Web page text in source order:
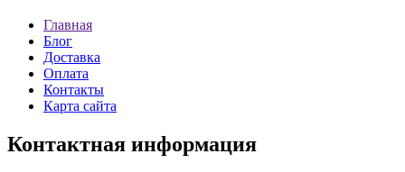
Главная
Блог
Доставка
Оплата
Контакты
Карта сайта
Контактная информация